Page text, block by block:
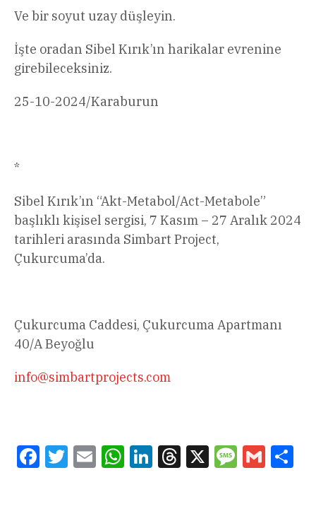
Ve bir soyut uzay düşleyin.
İşte oradan Sibel Kırık’ın harikalar evrenine
girebileceksiniz.
25-10-2024/Karaburun
*
Sibel Kırık’ın “Akt-Metabol/Act-Metabole”
başlıklı kişisel sergisi, 7 Kasım – 27 Aralık 2024
tarihleri arasında Simbart Project,
Çukurcuma’da.
Çukurcuma Caddesi, Çukurcuma Apartmanı
40/A Beyoğlu
info@simbartprojects.com
FacebookTwitterEmail WhatsAppLinkedInThreads
X Message
Gmail